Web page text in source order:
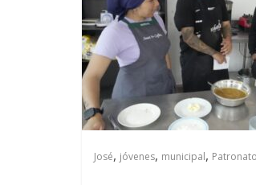
José, jóvenes, municipal, Patronato